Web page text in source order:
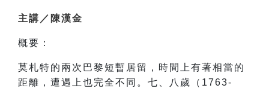
主講／陳漢金
概要：
莫札特的兩次巴黎短暫居留，時間上有著相當的
距離，遭遇上也完全不同。七、八歲（1763-